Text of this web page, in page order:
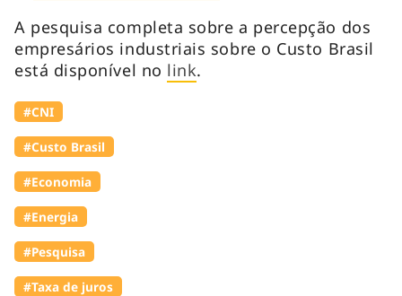
A pesquisa completa sobre a percepção dos
empresários industriais sobre o Custo Brasil
está disponível no link.
#CNI
#Custo Brasil
#Economia
#Energia
#Pesquisa
#Taxa de juros